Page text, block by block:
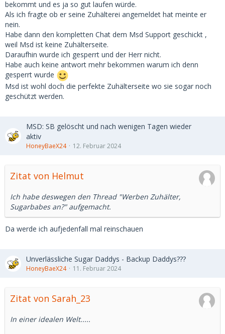
bekommt und es ja so gut laufen würde.
Als ich fragte ob er seine Zuhälterei angemeldet hat meinte er
nein.
Habe dann den kompletten Chat dem Msd Support geschickt ,
weil Msd ist keine Zuhälterseite.
Daraufhin wurde ich gesperrt und der Herr nicht.
Habe auch keine antwort mehr bekommen warum ich denn
gesperrt wurde
Msd ist wohl doch die perfekte Zuhälterseite wo sie sogar noch
geschützt werden.
MSD: SB gelöscht und nach wenigen Tagen wieder
aktiv
HoneyBaeX24 12. Februar 2024
Zitat von Helmut
Ich habe deswegen den Thread "Werben Zuhälter,
Sugarbabes an?" aufgemacht.
Da werde ich aufjedenfall mal reinschauen
Unverlässliche Sugar Daddys - Backup Daddys???
HoneyBaeX24 11. Februar 2024
Zitat von Sarah_23
In einer idealen Welt.....